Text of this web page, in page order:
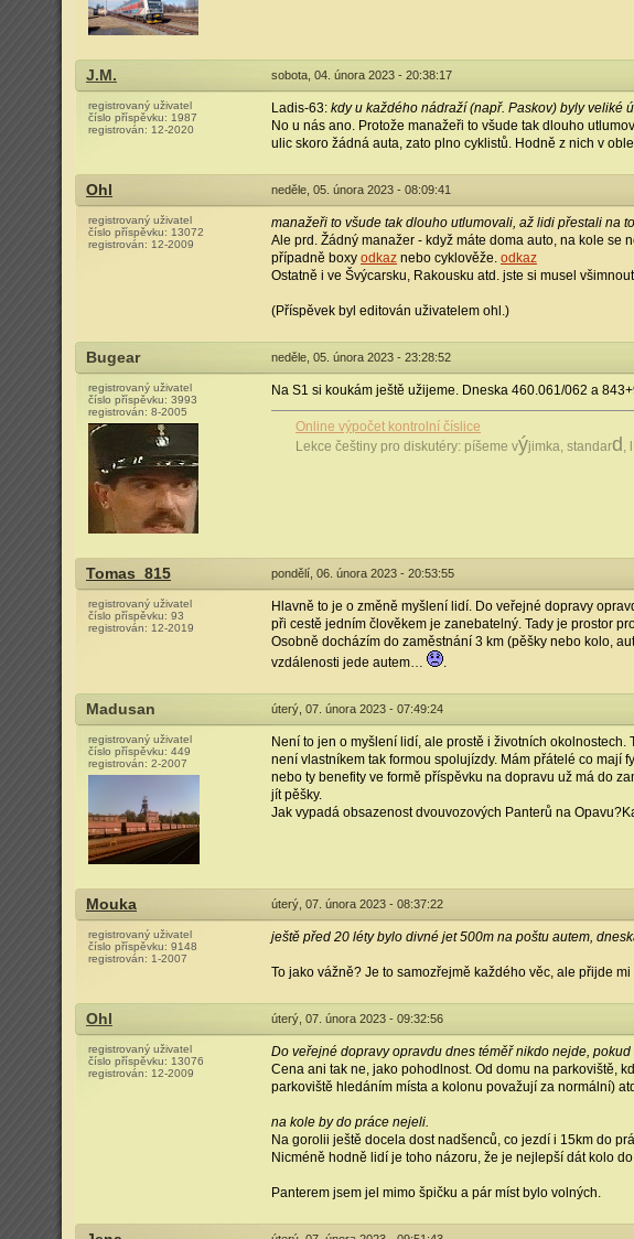
J.M. sobota, 04. února 2023 - 20:38:17
registrovaný uživatel
číslo příspěvku: 1987
registrován: 12-2020
Ladis-63: kdy u každého nádraží (např. Paskov) byly veliké
No u nás ano. Protože manažeři to všude tak dlouho
ulic skoro žádná auta, zato plno cyklistů. Hodně z nich v
Ohl neděle, 05. února 2023 - 08:09:41
registrovaný uživatel
číslo příspěvku: 13072
registrován: 12-2009
manažeři to všude tak dlouho utlumovali, až lidi přestali na
Ale prd. Žádný manažer - když máte doma auto, na kole
případně boxy odkaz nebo cyklověže. odkaz
Ostatně i ve Švýcarsku, Rakousku atd. jste si musel
(Příspěvek byl editován uživatelem ohl.)
Bugear neděle, 05. února 2023 - 23:28:52
registrovaný uživatel
číslo příspěvku: 3993
registrován: 8-2005
Na S1 si koukám ještě užijeme. Dneska 460.061/062 a
Online výpočet kontrolní číslice
Lekce češtiny pro diskutéry: píšeme výjimka, standard , l
Tomas_815 pondělí, 06. února 2023 - 20:53:55
registrovaný uživatel
číslo příspěvku: 93
registrován: 12-2019
Hlavně to je o změně myšlení lidí. Do veřejné dopravy
při cestě jedním člověkem je zanebatelný. Tady je prostor
Osobně docházím do zaměstnání 3 km (pěšky nebo kolo,
vzdálenosti jede autem…
.
Madusan úterý, 07. února 2023 - 07:49:24
registrovaný uživatel
číslo příspěvku: 449
registrován: 2-2007
Není to jen o myšlení lidí, ale prostě i životních
není vlastníkem tak formou spolujízdy. Mám přátelé co mají
nebo ty benefity ve formě příspěvku na dopravu už má do
jít pěšky.
Jak vypadá obsazenost dvouvozových Panterů na
Mouka úterý, 07. února 2023 - 08:37:22
registrovaný uživatel
číslo příspěvku: 9148
registrován: 1-2007
ještě před 20 léty bylo divné jet 500m na poštu autem,
To jako vážně? Je to samozřejmě každého věc, ale přijde mi
Ohl úterý, 07. února 2023 - 09:32:56
registrovaný uživatel
číslo příspěvku: 13076
registrován: 12-2009
Do veřejné dopravy opravdu dnes téměř nikdo nejde,
Cena ani tak ne, jako pohodlnost. Od domu na parkoviště,
parkoviště hledáním místa a kolonu považují za normální)
na kole by do práce nejeli.
Na gorolii ještě docela dost nadšenců, co jezdí i 15km do
Nicméně hodně lidí je toho názoru, že je nejlepší dát kolo
Panterem jsem jel mimo špičku a pár míst bylo volných.